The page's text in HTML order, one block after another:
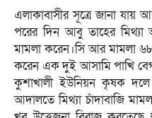
এলাকাবাসীর সূত্রে জানা যায়
পরের দিন আবু তাহের মিথ্যা
মামলা করেন।সি আর মামলা
করেন এক দুই আসামি পাখি
কুশাখালী ইউনিয়ন কৃষক
আদালতে মিথ্যা চাঁদাবাজি